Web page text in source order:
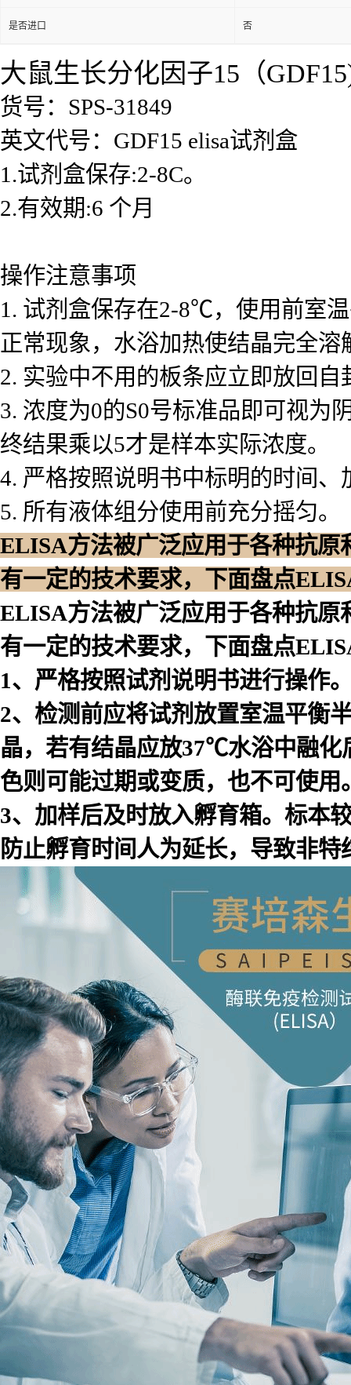
是否进口 否
大鼠生长分化因子15（
货号：SPS-31849
英文代号：GDF15 elisa试剂盒
1.试剂盒保存:2-8C。
2.有效期:6 个月
操作注意事项
1. 试剂盒保存在2-8℃，使用前室
正常现象，水浴加热使结晶完全溶
2. 实验中不用的板条应立即放回
3. 浓度为0的S0号标准品即可视为
终结果乘以5才是样本实际浓度。
4. 严格按照说明书中标明的时间
5. 所有液体组分使用前充分摇匀。
ELISA方法被广泛应用于各种抗
有一定的技术要求，下面盘点
ELISA方法被广泛应用于各种抗
有一定的技术要求，下面盘点
1、严格按照试剂说明书进行操作
2、检测前应将试剂放置室温平衡
晶，若有结晶应放37℃水浴中融化
色则可能过期或变质，也不可使用
3、加样后及时放入孵育箱。标本
防止孵育时间人为延长，导致非